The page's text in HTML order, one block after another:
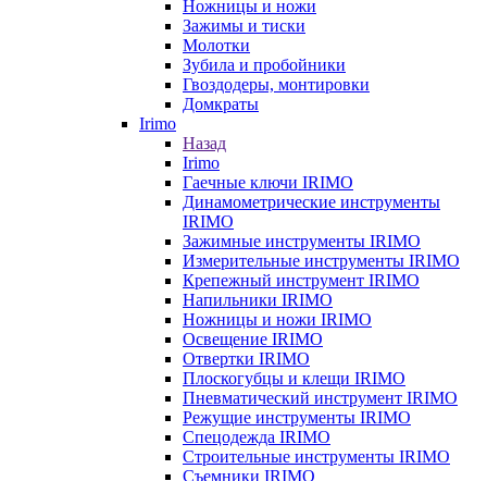
Ножницы и ножи
Зажимы и тиски
Молотки
Зубила и пробойники
Гвоздодеры, монтировки
Домкраты
Irimo
Назад
Irimo
Гаечные ключи IRIMO
Динамометрические инструменты
IRIMO
Зажимные инструменты IRIMO
Измерительные инструменты IRIMO
Крепежный инструмент IRIMO
Напильники IRIMO
Ножницы и ножи IRIMO
Освещение IRIMO
Отвертки IRIMO
Плоскогубцы и клещи IRIMO
Пневматический инструмент IRIMO
Режущие инструменты IRIMO
Спецодежда IRIMO
Строительные инструменты IRIMO
Съемники IRIMO